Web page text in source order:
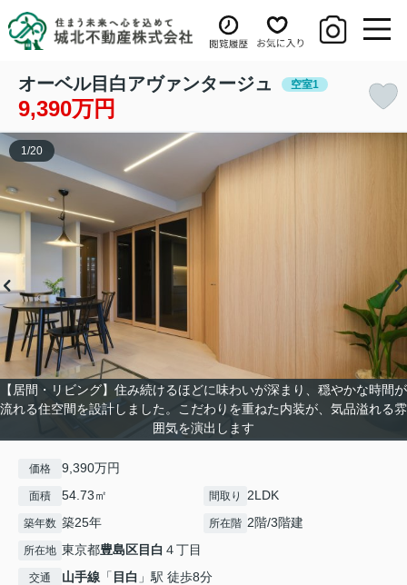
オーベル目白アヴァンタージュ 空室1
9,390万円
【居間・リビング】住み続けるほどに味わいが深まり、穏やかな時間が
流れる住空間を設計しました。こだわりを重ねた内装が、気品溢れる雰
囲気を演出します
1/20
価格 9,390万円
面積 54.73㎡ 間取り 2LDK
築年数 築25年 所在階 2階/3階建
所在地 東京都豊島区目白 ４丁目
交通 山手線 「 目白 」駅 徒歩8分